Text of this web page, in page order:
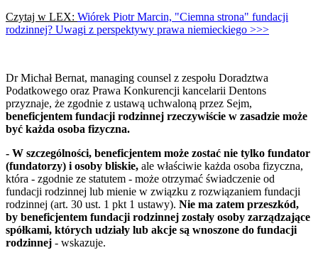
Czytaj w LEX: Wiórek Piotr Marcin, "Ciemna strona" fundacji
rodzinnej? Uwagi z perspektywy prawa niemieckiego >>>
Dr Michał Bernat, managing counsel z zespołu Doradztwa
Podatkowego oraz Prawa Konkurencji kancelarii Dentons
przyznaje, że zgodnie z ustawą uchwaloną przez Sejm,
beneficjentem fundacji rodzinnej rzeczywiście w zasadzie może
być każda osoba fizyczna.
- W szczególności, beneficjentem może zostać nie tylko fundator
(fundatorzy) i osoby bliskie, ale właściwie każda osoba fizyczna,
która - zgodnie ze statutem - może otrzymać świadczenie od
fundacji rodzinnej lub mienie w związku z rozwiązaniem fundacji
rodzinnej (art. 30 ust. 1 pkt 1 ustawy). Nie ma zatem przeszkód,
by beneficjentem fundacji rodzinnej zostały osoby zarządzające
spółkami, których udziały lub akcje są wnoszone do fundacji
rodzinnej - wskazuje.